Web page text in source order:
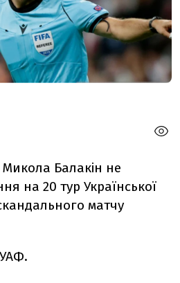
Микола Балакін не
на 20 тур Української
матчу
УАФ.